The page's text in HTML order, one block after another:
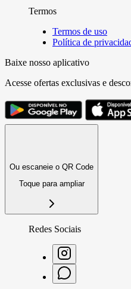
Termos
Termos de uso
Política de
Baixe nosso aplicativo
Acesse ofertas exclusivas e
Ou escaneie o QR Code
Toque para ampliar
Redes Sociais